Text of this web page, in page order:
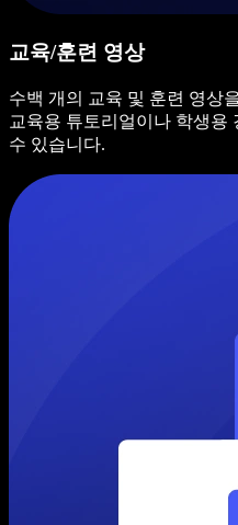
교육/훈련 영상
수백 개의 교육 및 훈련 영상
교육용 튜토리얼이나 학생용
수 있습니다.